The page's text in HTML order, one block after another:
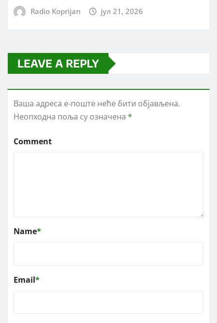
Radio Koprijan јул 21, 2026
LEAVE A REPLY
Ваша адреса е-поште неће бити објављена.
Неопходна поља су означена *
Comment
Name*
Email*